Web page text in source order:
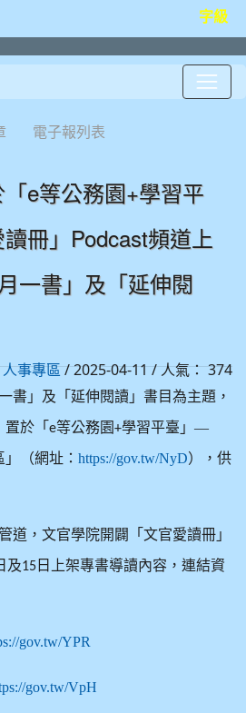
字級
電子報列表
e等公務園+學習平
冊」Podcast頻道上
一書」及「延伸閱
人事專區/ 2025-04-11 / 人氣： 374
書」及「延伸閱讀」書目為主題，
置於「 e等公務園+學習平臺」—
（網址： https://gov.tw/NyD），供
道，文官學院開闢「文官愛讀冊」
及15 日上架專書導讀內容，連結資
gov.tw/YPR
gov.tw/VpH